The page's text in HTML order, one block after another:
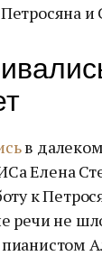
и
в
Елена
к
речи не
пианистом